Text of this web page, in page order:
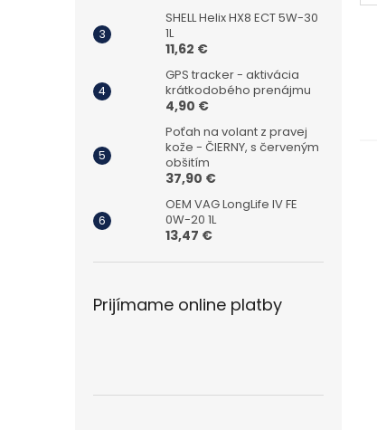
SHELL Helix HX8 ECT 5W-30
1L
11,62 €
GPS tracker - aktivácia
krátkodobého prenájmu
4,90 €
Poťah na volant z pravej
kože - ČIERNY, s červeným
obšitím
37,90 €
OEM VAG LongLife IV FE
0W-20 1L
13,47 €
Prijímame online platby